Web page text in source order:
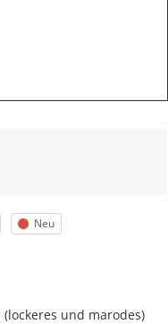
Status
Neu
(lockeres und marodes)